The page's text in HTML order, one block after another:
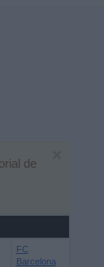
de
FC
Barcelona